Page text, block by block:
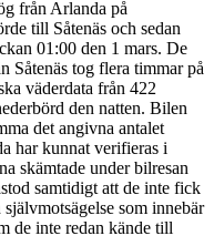
från Arlanda på
till Såtenäs och sedan
01:00 den 1 mars. De
Såtenäs tog flera timmar på
väderdata från 422
den natten. Bilen
det angivna antalet
har kunnat verifieras i
skämtade under bilresan
samtidigt att de inte fick
som innebär
de inte redan kände till